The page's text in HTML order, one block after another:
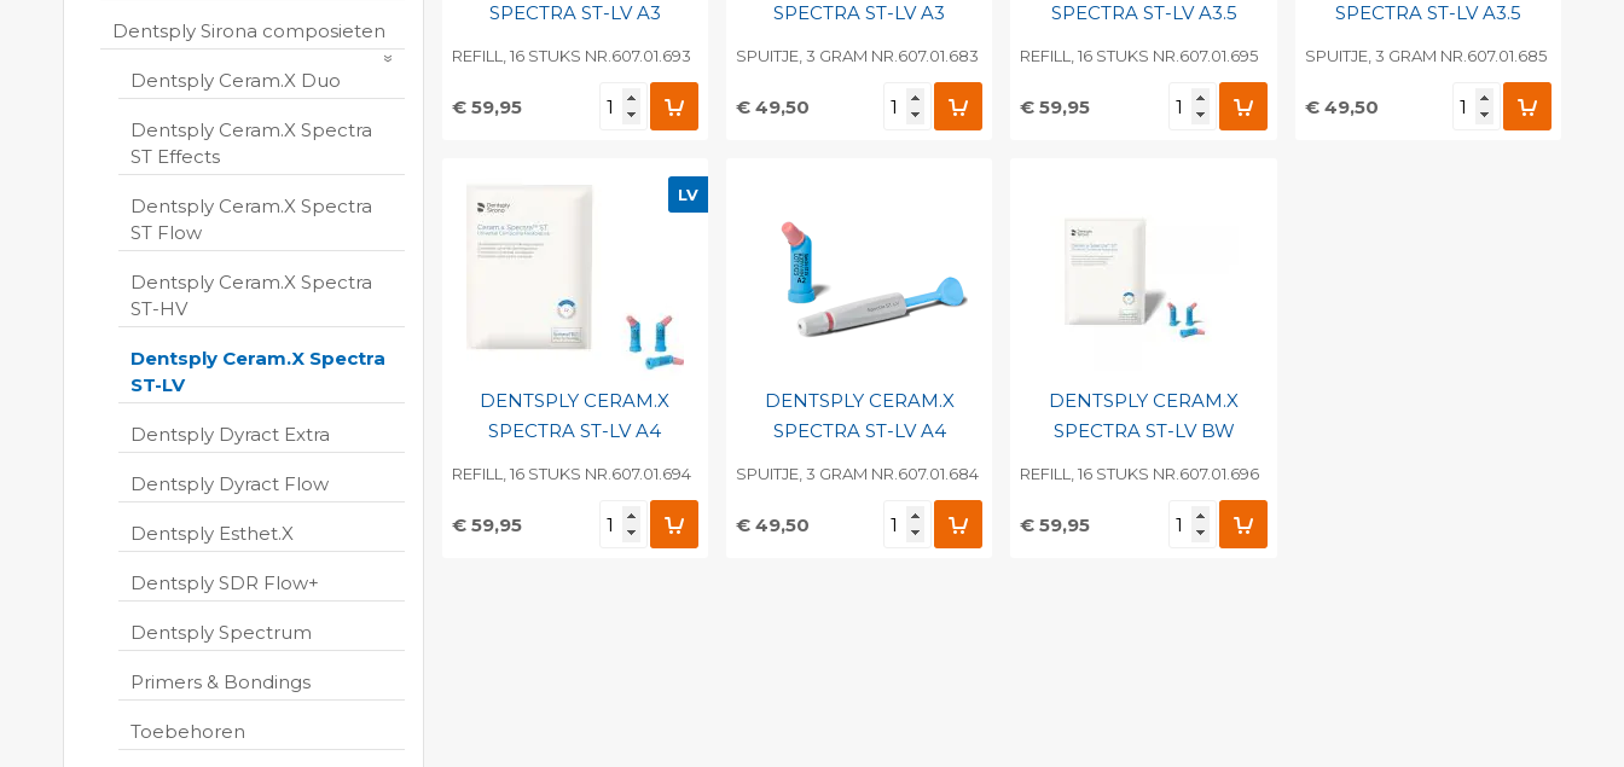
SPECTRA ST-LV A3
REFILL, 16 STUKS NR.607.01.693
€ 59,95
Print barcode
SPECTRA ST-LV A3
SPUITJE, 3 GRAM NR.607.01.683
€ 49,50
SPECTRA ST-LV A3.5
REFILL, 16 STUKS NR.607.01.695
€ 59,95
SPECTRA ST-LV A3.5
SPUITJE, 3 GRAM NR.607.01.685
€ 49,50
LV
DENTSPLY CERAM.X
SPECTRA ST-LV A4
REFILL, 16 STUKS NR.607.01.694
€ 59,95
DENTSPLY CERAM.X
SPECTRA ST-LV A4
SPUITJE, 3 GRAM NR.607.01.684
€ 49,50
DENTSPLY CERAM.X
SPECTRA ST-LV BW
REFILL, 16 STUKS NR.607.01.696
€ 59,95
Dentsply Sirona composieten
Dentsply Ceram.X Duo
Dentsply Ceram.X Spectra
ST Effects
Dentsply Ceram.X Spectra
ST Flow
Dentsply Ceram.X Spectra
ST-HV
Dentsply Ceram.X Spectra
ST-LV
Dentsply Dyract Extra
Dentsply Dyract Flow
Dentsply Esthet.X
Dentsply SDR Flow+
Dentsply Spectrum
Primers & Bondings
Toebehoren